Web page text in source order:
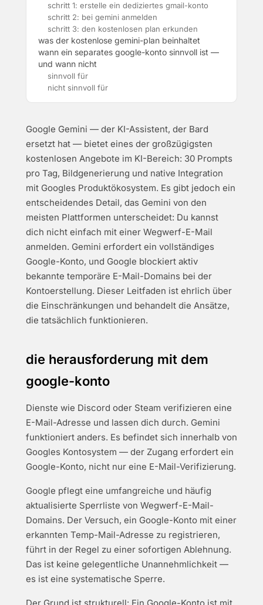
schritt 1: erstelle ein dediziertes gmail-konto
schritt 2: bei gemini anmelden
schritt 3: den kostenlosen plan erkunden
was der kostenlose gemini-plan beinhaltet
wann ein separates google-konto sinnvoll ist —
und wann nicht
sinnvoll für
nicht sinnvoll für
Google Gemini — der KI-Assistent, der Bard
ersetzt hat — bietet eines der großzügigsten
kostenlosen Angebote im KI-Bereich: 30 Prompts
pro Tag, Bildgenerierung und native Integration
mit Googles Produktökosystem. Es gibt jedoch ein
entscheidendes Detail, das Gemini von den
meisten Plattformen unterscheidet: Du kannst
dich nicht einfach mit einer Wegwerf-E-Mail
anmelden. Gemini erfordert ein vollständiges
Google-Konto, und Google blockiert aktiv
bekannte temporäre E-Mail-Domains bei der
Kontoerstellung. Dieser Leitfaden ist ehrlich über
die Einschränkungen und behandelt die Ansätze,
die tatsächlich funktionieren.
die herausforderung mit dem
google-konto
Dienste wie Discord oder Steam verifizieren eine
E-Mail-Adresse und lassen dich durch. Gemini
funktioniert anders. Es befindet sich innerhalb von
Googles Kontosystem — der Zugang erfordert ein
Google-Konto, nicht nur eine E-Mail-Verifizierung.
Google pflegt eine umfangreiche und häufig
aktualisierte Sperrliste von Wegwerf-E-Mail-
Domains. Der Versuch, ein Google-Konto mit einer
erkannten Temp-Mail-Adresse zu registrieren,
führt in der Regel zu einer sofortigen Ablehnung.
Das ist keine gelegentliche Unannehmlichkeit —
es ist eine systematische Sperre.